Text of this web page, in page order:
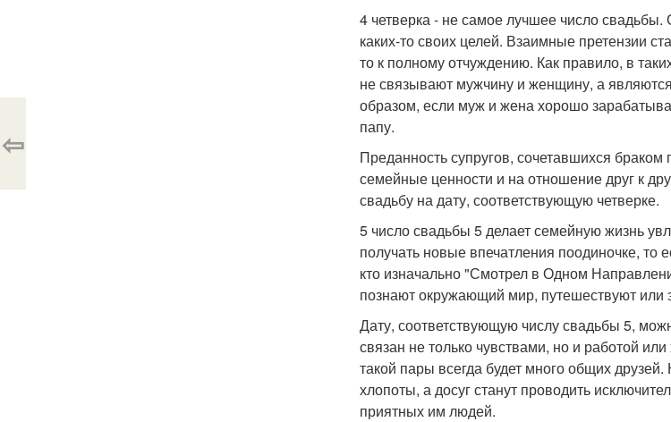
4 четверка - не самое лучшее число свадьбы.
каких-то своих целей. Взаимные претензии
то к полному отчуждению. Как правило, в
не связывают мужчину и женщину, а
образом, если муж и жена хорошо
папу.
Преданность супругов, сочетавшихся
семейные ценности и на отношение друг к
свадьбу на дату, соответствующую четверке.
5 число свадьбы 5 делает семейную жизнь
получать новые впечатления поодиночке,
кто изначально "Смотрел в Одном
познают окружающий мир, путешествуют
Дату, соответствующую числу свадьбы 5,
связан не только чувствами, но и работой
такой пары всегда будет много общих
хлопоты, а досуг станут проводить
приятных им людей.
⇦